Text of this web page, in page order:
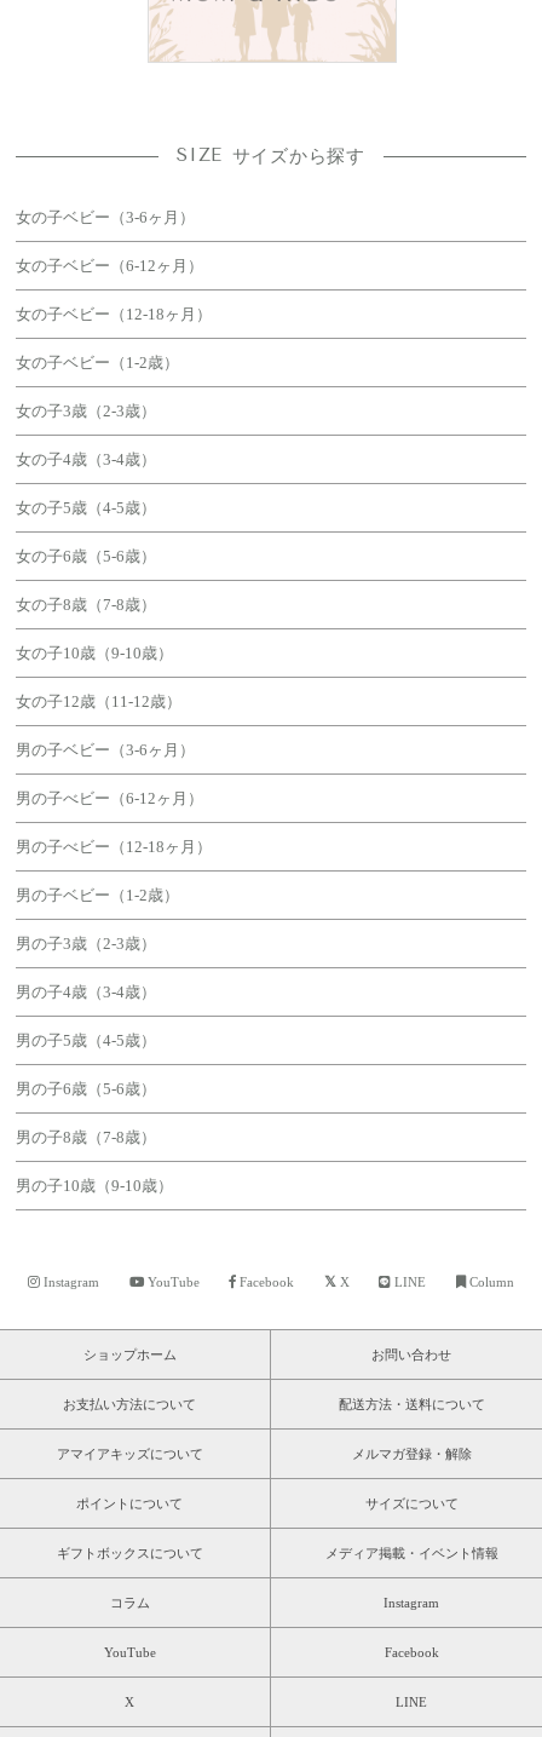
SIZE サイズから探す
女の子ベビー（3-6ヶ月）
女の子ベビー（6-12ヶ月）
女の子ベビー（12-18ヶ月）
女の子ベビー（1-2歳）
女の子3歳（2-3歳）
女の子4歳（3-4歳）
女の子5歳（4-5歳）
女の子6歳（5-6歳）
女の子8歳（7-8歳）
女の子10歳（9-10歳）
女の子12歳（11-12歳）
男の子ベビー（3-6ヶ月）
男の子べビー（6-12ヶ月）
男の子べビー（12-18ヶ月）
男の子ベビー（1-2歳）
男の子3歳（2-3歳）
男の子4歳（3-4歳）
男の子5歳（4-5歳）
男の子6歳（5-6歳）
男の子8歳（7-8歳）
男の子10歳（9-10歳）
Instagram YouTube Facebook X LINE Column
ショップホーム お問い合わせ
お支払い方法について 配送方法・送料について
アマイアキッズについて メルマガ登録・解除
ポイントについて サイズについて
ギフトボックスについて メディア掲載・イベント情報
コラム Instagram
YouTube Facebook
X LINE